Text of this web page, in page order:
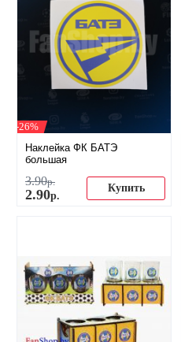
-26%
Наклейка ФК БАТЭ
большая
3.90р.
2.90р.
Купить